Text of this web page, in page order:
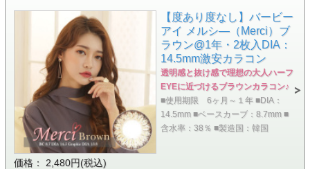
【度あり度なし】バービー
アイ メルシ―（Merci）ブ
ラウン@1年・2枚入DIA：
14.5mm激安カラコン
透明感と抜け感で理想の大人ハーフ
EYEに近づけるブラウンカラコン♪
■使用期限 6ヶ月～１年 ■DIA：
14.5mm ■ベースカーブ：8.7mm ■
含水率：38％ ■製造国：韓国
価格： 2,480円(税込)